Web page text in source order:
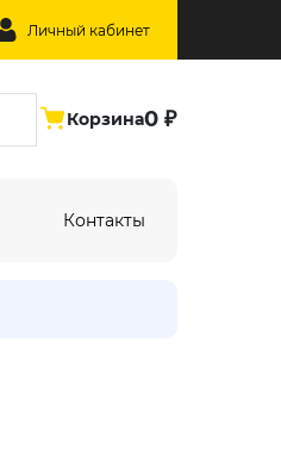
Личный кабинет
Корзина0 ₽
Контакты